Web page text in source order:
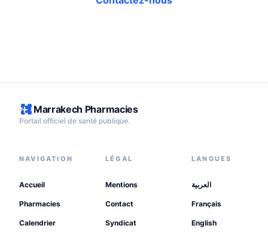
Marrakech Pharmacies
Portail officiel de santé publique.
NAVIGATION
Accueil
Pharmacies
Calendrier
LÉGAL
Mentions
Contact
Syndicat
LANGUES
العربية
Français
English